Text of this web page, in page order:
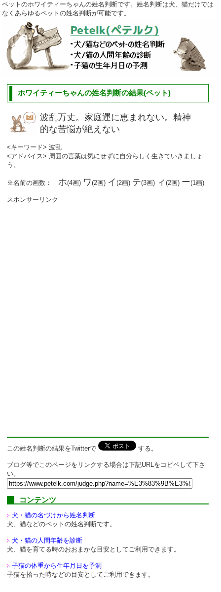
ペットのホワイティーちゃんの姓名判断です。姓名判断は犬、猫だけでは
なくあらゆるペットの姓名判断が可能です。
ホワイティーちゃんの姓名判断の結果(ペット)
波乱万丈。家庭運に恵まれない。精神
的な苦悩が絶えない
<キーワード> 波乱
<アドバイス> 周囲の言葉は気にせずに自分らしく生きていきましょ
う。
※名前の画数： ホ(4画) ワ(2画) イ(2画) テ(3画) ィ(2画) ー(1画)
スポンサーリンク
この姓名判断の結果をTwitterで する。
ブログ等でこのページをリンクする場合は下記URLをコピペして下さ
い。
コンテンツ
犬・猫の名づけから姓名判断
犬、猫などのペットの姓名判断です。
犬・猫の人間年齢を診断
犬、猫を育てる時のおおまかな目安としてご利用できます。
子猫の体重から生年月日を予測
子猫を拾った時などの目安としてご利用できます。